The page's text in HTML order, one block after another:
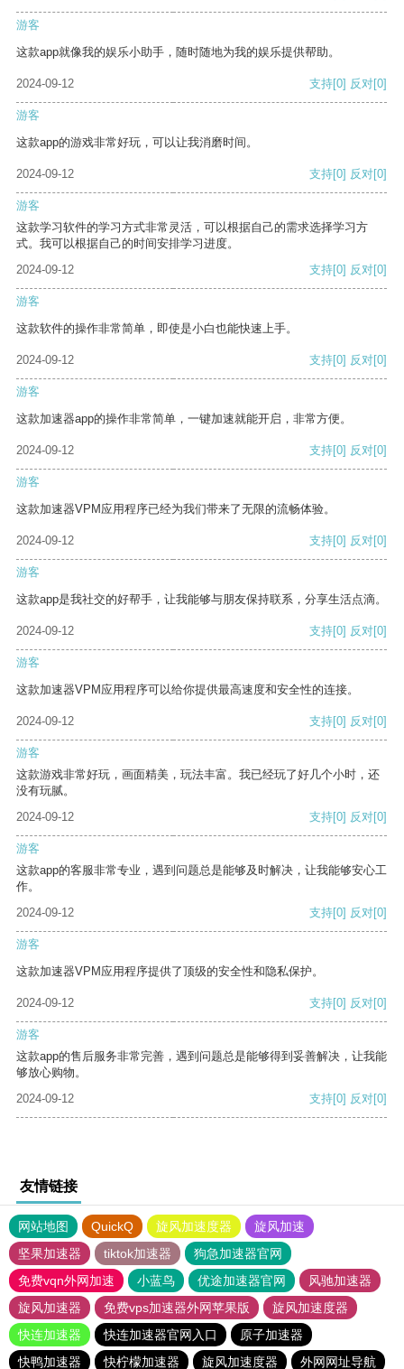
游客
这款app就像我的娱乐小助手，随时随地为我的娱乐提供帮助。
2024-09-12 支持[0] 反对[0]
游客
这款app的游戏非常好玩，可以让我消磨时间。
2024-09-12 支持[0] 反对[0]
游客
这款学习软件的学习方式非常灵活，可以根据自己的需求选择学习方
式。我可以根据自己的时间安排学习进度。
2024-09-12
支持[0] 反对[0]
游客
这款软件的操作非常简单，即使是小白也能快速上手。
2024-09-12 支持[0] 反对[0]
游客
这款加速器app的操作非常简单，一键加速就能开启，非常方便。
2024-09-12 支持[0] 反对[0]
游客
这款加速器VPM应用程序已经为我们带来了无限的流畅体验。
2024-09-12 支持[0] 反对[0]
游客
这款app是我社交的好帮手，让我能够与朋友保持联系，分享生活点滴。
2024-09-12 支持[0] 反对[0]
游客
这款加速器VPM应用程序可以给你提供最高速度和安全性的连接。
2024-09-12 支持[0] 反对[0]
游客
这款游戏非常好玩，画面精美，玩法丰富。我已经玩了好几个小时，还
没有玩腻。
2024-09-12
支持[0] 反对[0]
游客
这款app的客服非常专业，遇到问题总是能够及时解决，让我能够安心工
作。
2024-09-12
支持[0] 反对[0]
游客
这款加速器VPM应用程序提供了顶级的安全性和隐私保护。
2024-09-12 支持[0] 反对[0]
游客
这款app的售后服务非常完善，遇到问题总是能够得到妥善解决，让我能
够放心购物。
2024-09-12
支持[0] 反对[0]
友情链接
网站地图 QuickQ 旋风加速度器
旋风加速
坚果加速器
tiktok加速器
狗急加速器官网
免费vqn外网加速
小蓝鸟 优途加速器官网
风驰加速器
旋风加速器
免费vps加速器外网苹果版
旋风加速度器
快连加速器
快连加速器官网入口
原子加速器
快鸭加速器
快柠檬加速器 旋风加速度器 外网网址导航